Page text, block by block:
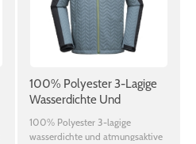
100% Polyester 3-Lagige
Wasserdichte Und
Atmungsaktive
Softshelljacke Für Männer
100% Polyester 3-lagige
wasserdichte und atmungsaktive